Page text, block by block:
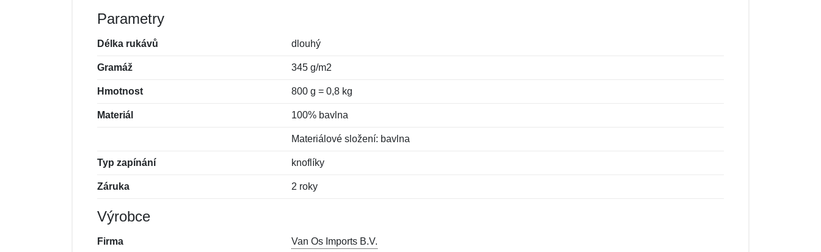
Parametry
Délka rukávů dlouhý
Gramáž 345 g/m2
Hmotnost 800 g = 0,8 kg
Materiál 100% bavlna
Materiálové složení: bavlna
Typ zapínání knoflíky
Záruka 2 roky
Výrobce
Firma Van Os Imports B.V.